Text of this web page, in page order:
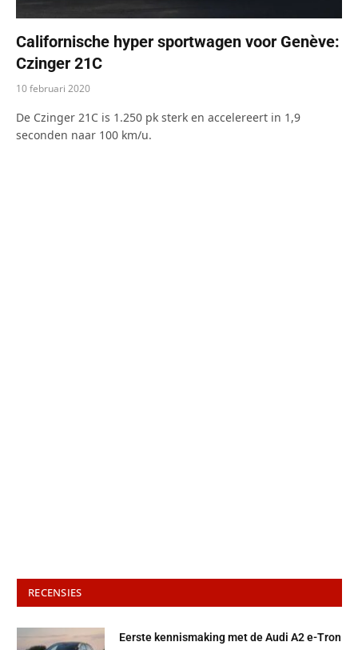
Californische hyper sportwagen voor Genève:
Czinger 21C
10 februari 2020
De Czinger 21C is 1.250 pk sterk en accelereert in 1,9
seconden naar 100 km/u.
RECENSIES
Eerste kennismaking met de Audi A2 e-Tron